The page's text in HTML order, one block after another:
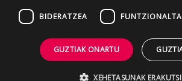
BIDERATZEA
GUZTIAK ONARTU
XEHETASUNAK ERAKUTSI